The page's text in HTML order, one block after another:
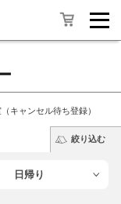
日帰り
（キャンセル待ち登録）
絞り込む